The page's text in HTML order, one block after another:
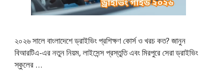
২০২৬ সালে বাংলাদেশে ড্রাইভিং প্রশিক্ষণ কোর্স ও খরচ কত? জানুন
বিআরটিএ-এর নতুন নিয়ম, লাইসেন্স প্রস্তুতি এবং মিরপুরে সেরা ড্রাইভিং
স্কুলের …